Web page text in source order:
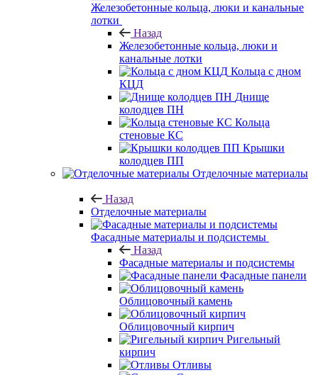
Железобетонные кольца, люки и канальные
лотки
Назад
Железобетонные кольца, люки и
канальные лотки
Кольца с дном
КЦД
Днище
колодцев ПН
Кольца
стеновые КС
Крышки
колодцев ПП
Отделочные материалы
Назад
Отделочные материалы
Фасадные материалы и подсистемы
Назад
Фасадные материалы и подсистемы
Фасадные панели
Облицовочный камень
Облицовочный кирпич
Ригельный
кирпич
Отливы